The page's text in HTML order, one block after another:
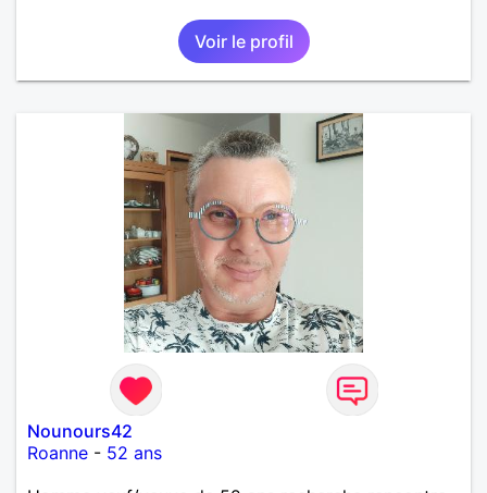
Voir le profil
Nounours42
Roanne - 52 ans